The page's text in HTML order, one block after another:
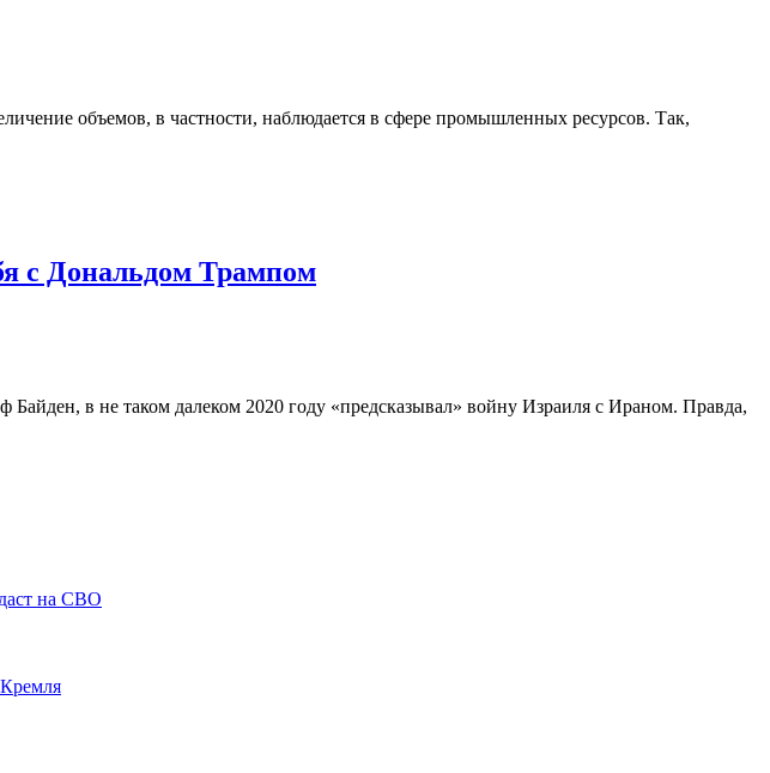
объемов, в частности, наблюдается в сфере промышленных ресурсов. Так,
с Дональдом Трампом
в не таком далеком 2020 году «предсказывал» войну Израиля с Ираном. Правда,
на СВО